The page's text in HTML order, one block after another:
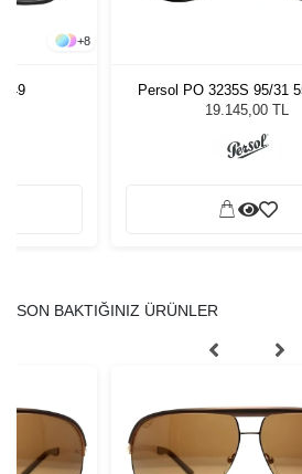
+8
49
Persol PO 3235S 95/31
Güneş Gözlüğü
19.145,00 TL
SON BAKTIĞINIZ ÜRÜNLER